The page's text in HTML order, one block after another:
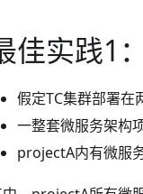
佳实践1
假定TC集群部署
一整套微服务架构
projectA内有微服